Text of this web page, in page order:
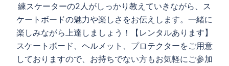
練スケーターの2人がしっかり教えていきながら、ス
ケートボードの魅力や楽しさをお伝えします。一緒に
楽しみながら上達しましょう！【レンタルあります】
スケートボード、ヘルメット、プロテクターをご用意
しておりますので、お持ちでない方もお気軽にご参加